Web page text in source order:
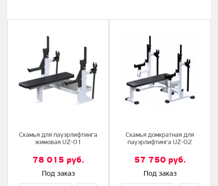
Скамья для пауэрлифтинга
жимовая UZ-01
78 015 руб.
Под заказ
Скамья домкратная для
пауэрлифтинга UZ-02
57 750руб.
Под заказ